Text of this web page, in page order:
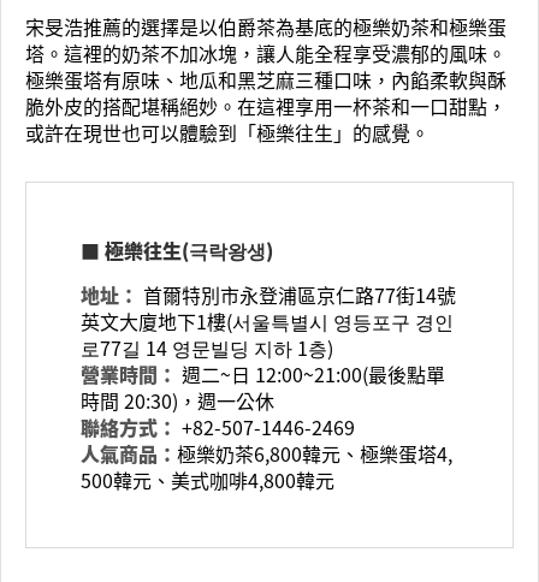
宋旻浩推薦的選擇是以伯爵茶為基底的極樂奶茶和極樂蛋
塔。這裡的奶茶不加冰塊，讓人能全程享受濃郁的風味。
極樂蛋塔有原味、地瓜和黑芝麻三種口味，內餡柔軟與酥
脆外皮的搭配堪稱絕妙。在這裡享用一杯茶和一口甜點，
或許在現世也可以體驗到「極樂往生」的感覺。
■ 極樂往生(극락왕생)
地址： 首爾特別市永登浦區京仁路77街14號
英文大廈地下1樓(서울특별시 영등포구 경인
로77길 14 영문빌딩 지하 1층)
營業時間： 週二~日 12:00~21:00(最後點單
時間 20:30)，週一公休
聯絡方式： +82-507-1446-2469
人氣商品： 極樂奶茶6,800韓元、極樂蛋塔4,
500韓元、美式咖啡4,800韓元